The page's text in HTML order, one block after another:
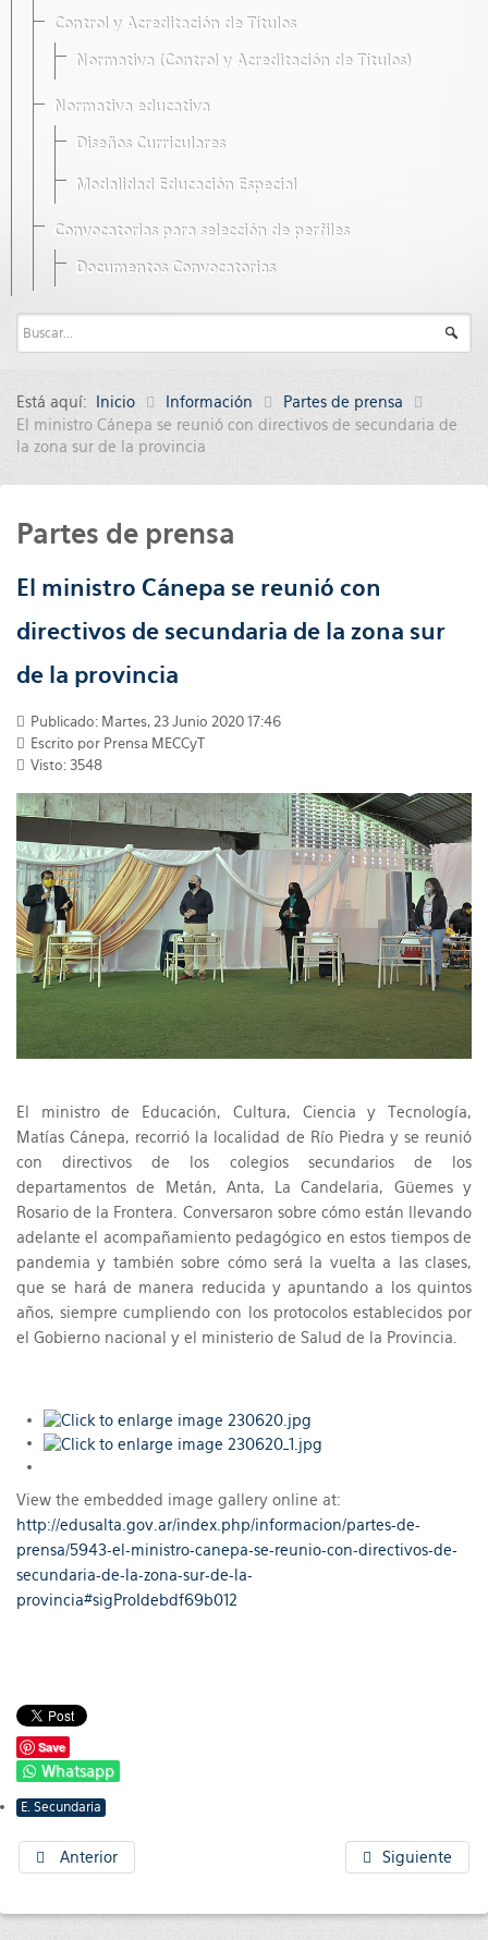
Control y Acreditación de Títulos
Normativa (Control y Acreditación de Títulos)
Normativa educativa
Diseños Curriculares
Modalidad Educación Especial
Convocatorias para selección de perfiles
Documentos Convocatorias
Está aquí: Inicio Información
Partes de prensa
El ministro Cánepa se reunió con directivos de secundaria de
la zona sur de la provincia
Partes de prensa
El ministro Cánepa se reunió con
directivos de secundaria de la zona sur
de la provincia
Publicado: Martes, 23 Junio 2020 17:46
Escrito por Prensa MECCyT
Visto: 3548
El ministro de Educación, Cultura, Ciencia y Tecnología,
Matías Cánepa, recorrió la localidad de Río Piedra y se reunió
con directivos de los colegios secundarios de los
departamentos de Metán, Anta, La Candelaria, Güemes y
Rosario de la Frontera. Conversaron sobre cómo están llevando
adelante el acompañamiento pedagógico en estos tiempos de
pandemia y también sobre cómo será la vuelta a las clases,
que se hará de manera reducida y apuntando a los quintos
años, siempre cumpliendo con los protocolos establecidos por
el Gobierno nacional y el ministerio de Salud de la Provincia.
View the embedded image gallery online at:
http://edusalta.gov.ar/index.php/informacion/partes-de-
prensa/5943-el-ministro-canepa-se-reunio-con-directivos-de-
secundaria-de-la-zona-sur-de-la-
provincia#sigProIdebdf69b012
Save
Whatsapp
E. Secundaria
Anterior Siguiente